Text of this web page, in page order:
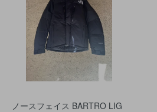
ノースフェイス BARTRO LIG